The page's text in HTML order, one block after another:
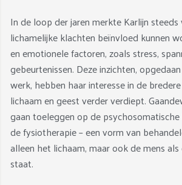
In de loop der jaren merkte Karlijn
lichamelijke klachten beïnvloed kunnen
en emotionele factoren, zoals stress,
gebeurtenissen. Deze inzichten,
werk, hebben haar interesse in de
lichaam en geest verder verdiept.
gaan toeleggen op de
de fysiotherapie – een vorm van
alleen het lichaam, maar ook de mens
staat.